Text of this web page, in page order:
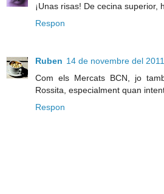
¡Unas risas! De cecina superior,
Respon
Ruben 14 de novembre del
Com els Mercats BCN, jo
Rossita, especialment quan
Respon